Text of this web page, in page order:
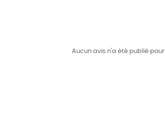
Aucun avis n'a été publié